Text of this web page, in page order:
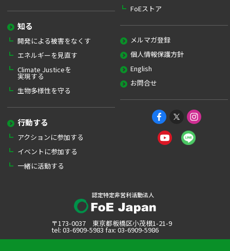
知る
開発による被害をなくす
エネルギーを見直す
Climate Justiceを
実現する
生物多様性を守る
行動する
アクションに参加する
イベントに参加する
一緒に活動する
FoEストア
メルマガ登録
個人情報保護方針
English
お問合せ
認定特定非営利活動法人
〒173-0037 東京都板橋区小茂根1-21-9
tel: 03-6909-5983 fax: 03-6909-5986